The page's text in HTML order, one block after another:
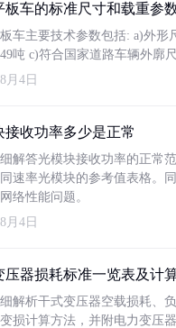
板车的标准尺寸和载重参
车主要技术参数包括: a)外形
吨 c)符合国家道路车辆外廓
月4日
接收功率多少是正常
解答光模块接收功率的正常
速率光模块的参考值表格。
络性能问题。
月4日
压器损耗标准一览表及计
解析干式变压器空载损耗、
损计算方法，并附电力变压